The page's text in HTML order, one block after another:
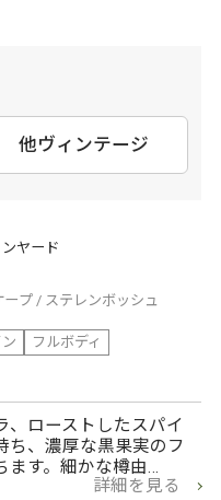
他ヴィンテージ
ヤード
ープ
ステレンボッシュ
フルボディ
、ローストしたスパイ
ち、濃厚な黒果実のフ
ます。細かな樽由…
詳細を見る